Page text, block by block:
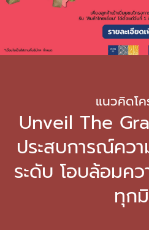
แนวคิดโค
Unveil The
ประสบการณ์คว
ระดับ โอบล้อมค
ทุก